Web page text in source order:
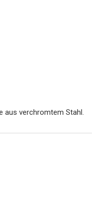
aus verchromtem Stahl.